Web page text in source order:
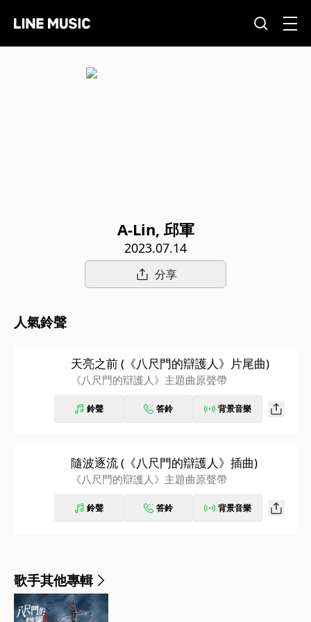
A-Lin, 邱軍
2023.07.14
分享
人氣鈴聲
天亮之前 (《八尺門的辯護人》片尾曲)
《八尺門的辯護人》主題曲原聲帶
鈴聲 答鈴 背景音樂
隨波逐流 (《八尺門的辯護人》插曲)
《八尺門的辯護人》主題曲原聲帶
鈴聲 答鈴 背景音樂
歌手其他專輯